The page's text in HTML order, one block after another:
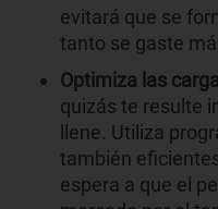
evitará que se
tanto se gaste
Optimiza las
quizás te resulte
llene. Utiliza
también
espera a que el